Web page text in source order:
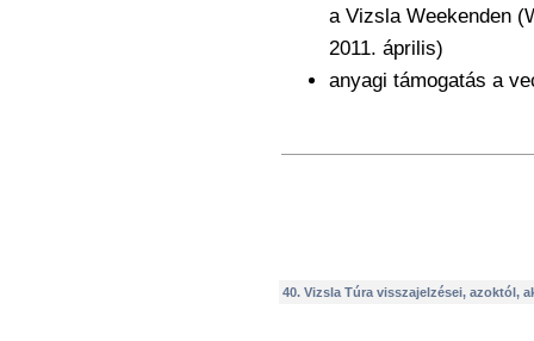
a Vizsla Weekenden
2011. április)
anyagi támogatás a
40. Vizsla Túra visszajelzései, azoktól,